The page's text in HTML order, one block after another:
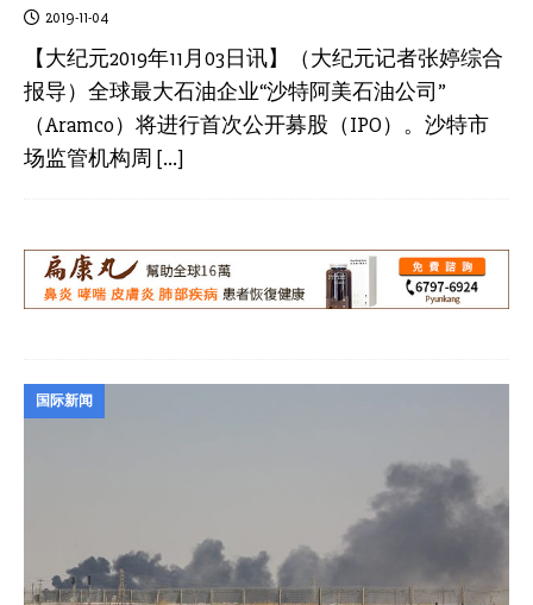
2019-11-04
【大纪元2019年11月03日讯】（大纪元记者张婷综合
报导）全球最大石油企业“沙特阿美石油公司”
（Aramco）将进行首次公开募股（IPO）。沙特市
场监管机构周 […]
国际新闻